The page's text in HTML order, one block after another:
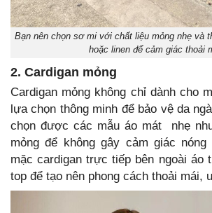
Bạn nên chọn sơ mi với chất liệu mỏng nhẹ và
hoặc linen để cảm giác thoải
2. Cardigan mỏng
Cardigan mỏng không chỉ dành cho
lựa chọn thông minh để bảo vệ da
chọn được các mẫu áo mát nhẹ
mỏng để không gây cảm giác
mặc cardigan trực tiếp bên ngoài áo
top để tạo nên phong cách thoải mái,